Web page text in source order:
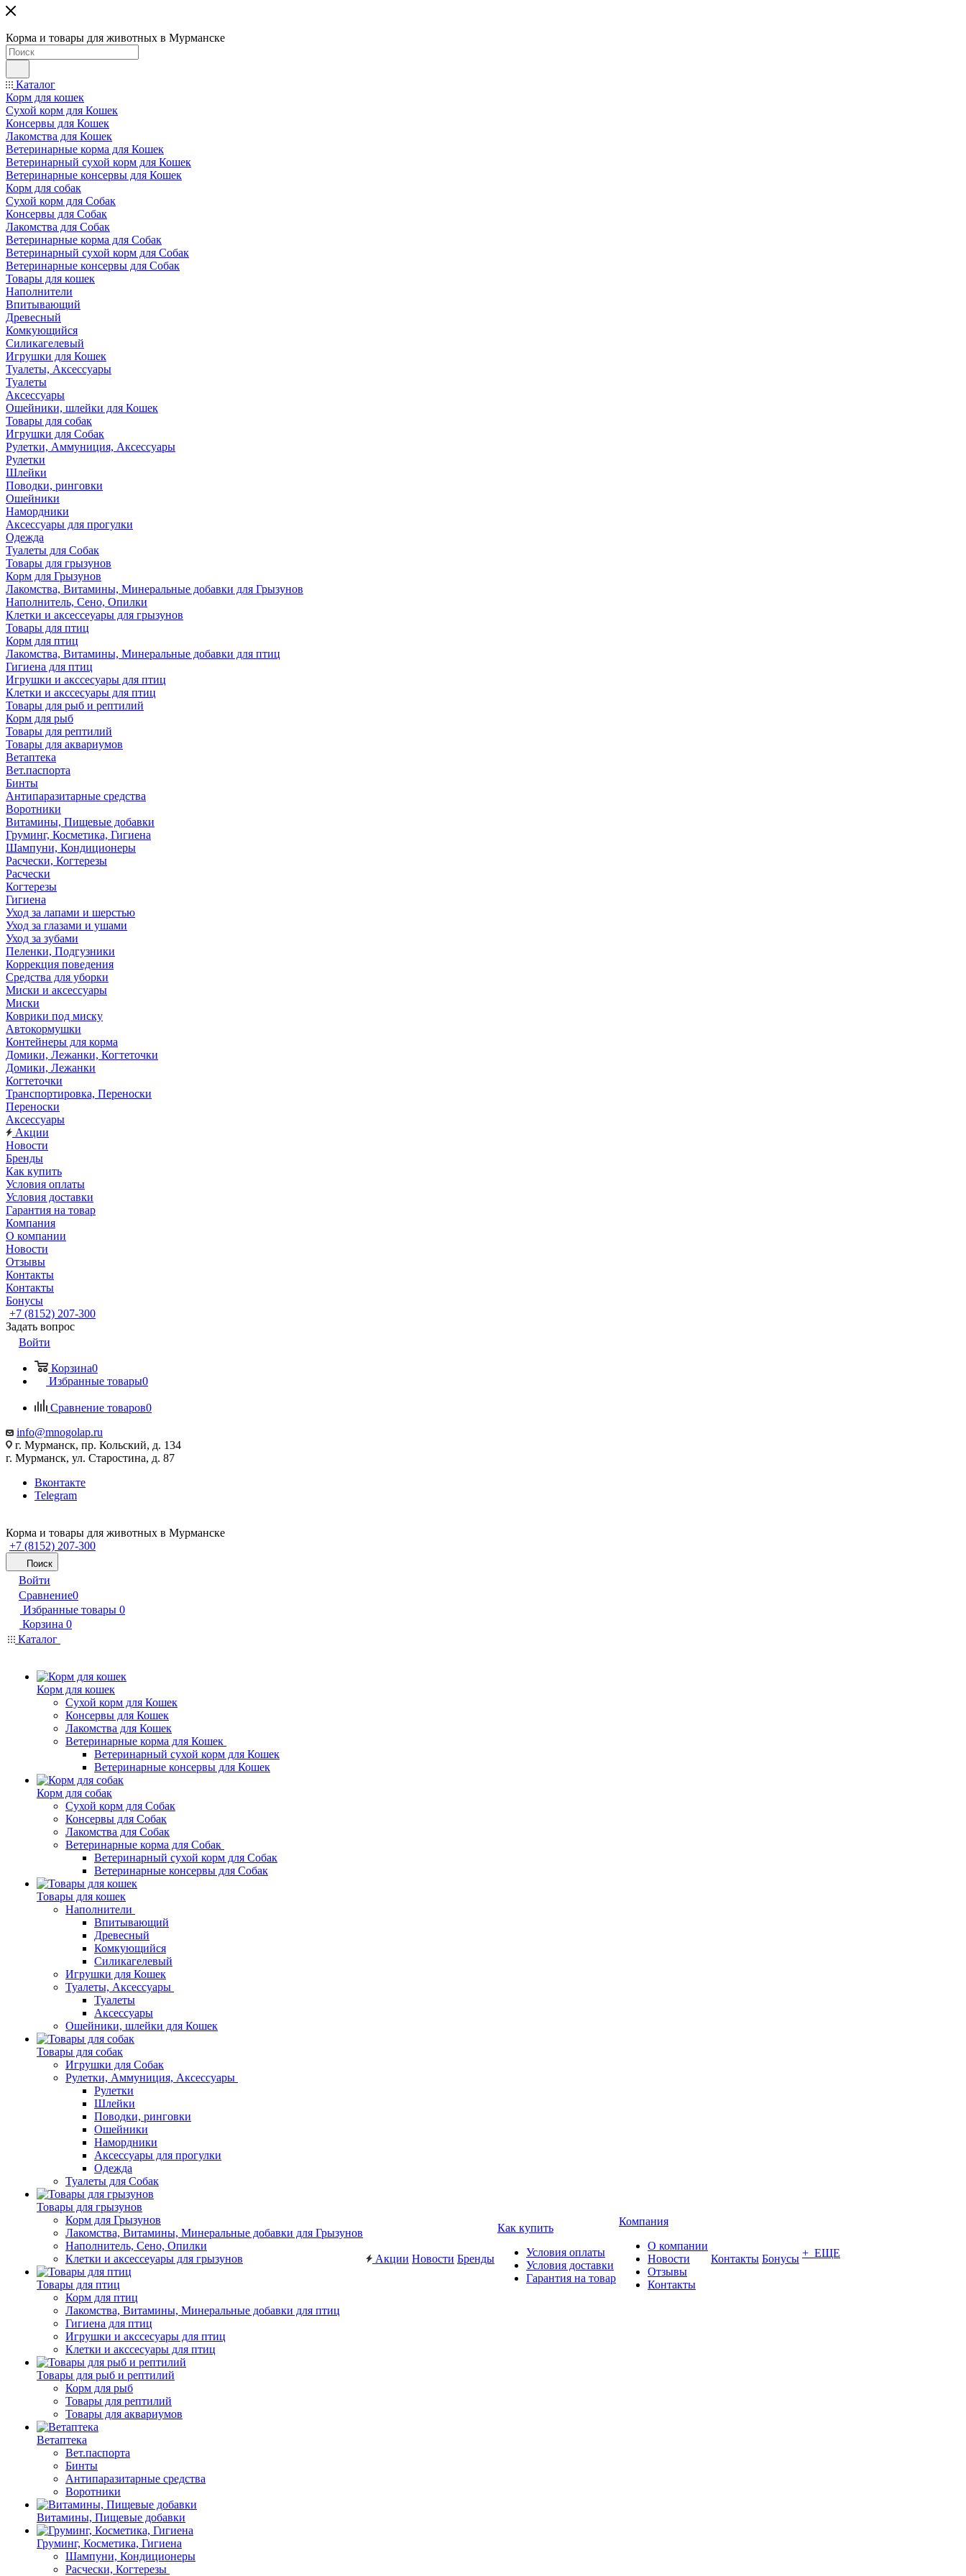
Корма и товары для животных в Мурманске
Каталог
Корм для кошек
Сухой корм для Кошек
Консервы для Кошек
Лакомства для Кошек
Ветеринарные корма для Кошек
Ветеринарный сухой корм для Кошек
Ветеринарные консервы для Кошек
Корм для собак
Сухой корм для Собак
Консервы для Собак
Лакомства для Собак
Ветеринарные корма для Собак
Ветеринарный сухой корм для Собак
Ветеринарные консервы для Собак
Товары для кошек
Наполнители
Впитывающий
Древесный
Комкующийся
Силикагелевый
Игрушки для Кошек
Туалеты, Аксессуары
Туалеты
Аксессуары
Ошейники, шлейки для Кошек
Товары для собак
Игрушки для Собак
Рулетки, Аммуниция, Аксессуары
Рулетки
Шлейки
Поводки, ринговки
Ошейники
Намордники
Аксессуары для прогулки
Одежда
Туалеты для Собак
Товары для грызунов
Корм для Грызунов
Лакомства, Витамины, Минеральные добавки для Грызунов
Наполнитель, Сено, Опилки
Клетки и аксессеуары для грызунов
Товары для птиц
Корм для птиц
Лакомства, Витамины, Минеральные добавки для птиц
Гигиена для птиц
Игрушки и акссесуары для птиц
Клетки и акссесуары для птиц
Товары для рыб и рептилий
Корм для рыб
Товары для рептилий
Товары для аквариумов
Ветаптека
Вет.паспорта
Бинты
Антипаразитарные средства
Воротники
Витамины, Пищевые добавки
Груминг, Косметика, Гигиена
Шампуни, Кондиционеры
Расчески, Когтерезы
Расчески
Когтерезы
Гигиена
Уход за лапами и шерстью
Уход за глазами и ушами
Уход за зубами
Пеленки, Подгузники
Коррекция поведения
Средства для уборки
Миски и аксессуары
Миски
Коврики под миску
Автокормушки
Контейнеры для корма
Домики, Лежанки, Когтеточки
Домики, Лежанки
Когтеточки
Транспортировка, Переноски
Переноски
Аксессуары
Акции
Новости
Бренды
Как купить
Условия оплаты
Условия доставки
Гарантия на товар
Компания
О компании
Новости
Отзывы
Контакты
Контакты
Бонусы
+7 (8152) 207-300
Задать вопрос
Войти
Корзина0
Избранные товары0
Сравнение товаров0
info@mnogolap.ru
г. Мурманск, пр. Кольский, д. 134
г. Мурманск, ул. Старостина, д. 87
Вконтакте
Telegram
Корма и товары для животных в Мурманске
+7 (8152) 207-300
Поиск
Войти
Сравнение0
Избранные товары 0
Корзина 0
Каталог
Корм для кошек
Сухой корм для Кошек
Консервы для Кошек
Лакомства для Кошек
Ветеринарные корма для Кошек
Ветеринарный сухой корм для Кошек
Ветеринарные консервы для Кошек
Корм для собак
Сухой корм для Собак
Консервы для Собак
Лакомства для Собак
Ветеринарные корма для Собак
Ветеринарный сухой корм для Собак
Ветеринарные консервы для Собак
Товары для кошек
Наполнители
Впитывающий
Древесный
Комкующийся
Силикагелевый
Игрушки для Кошек
Туалеты, Аксессуары
Туалеты
Аксессуары
Ошейники, шлейки для Кошек
Товары для собак
Игрушки для Собак
Рулетки, Аммуниция, Аксессуары
Рулетки
Шлейки
Поводки, ринговки
Ошейники
Намордники
Аксессуары для прогулки
Одежда
Туалеты для Собак
Товары для грызунов
Корм для Грызунов
Лакомства, Витамины, Минеральные добавки для Грызунов
Наполнитель, Сено, Опилки
Клетки и аксессеуары для грызунов
Товары для птиц
Корм для птиц
Лакомства, Витамины, Минеральные добавки для птиц
Гигиена для птиц
Игрушки и акссесуары для птиц
Клетки и акссесуары для птиц
Товары для рыб и рептилий
Корм для рыб
Товары для рептилий
Товары для аквариумов
Ветаптека
Вет.паспорта
Бинты
Антипаразитарные средства
Воротники
Витамины, Пищевые добавки
Груминг, Косметика, Гигиена
Шампуни, Кондиционеры
Расчески, Когтерезы
Акции Новости Бренды
Как купить
Условия оплаты
Условия доставки
Гарантия на товар
Компания
О компании
Новости
Отзывы
Контакты
Контакты Бонусы + ЕЩЕ